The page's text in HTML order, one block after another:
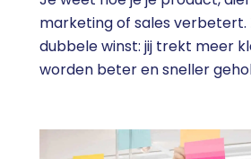
marketing of sales verbetert.
dubbele winst: jij trekt meer
worden beter en sneller